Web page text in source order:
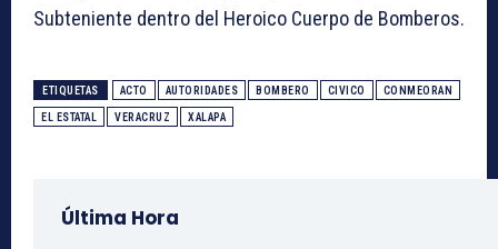
Subteniente dentro del Heroico Cuerpo de Bomberos.
ETIQUETAS ACTO AUTORIDADES BOMBERO CIVICO CONMEORAN
EL ESTATAL VERACRUZ XALAPA
Última Hora